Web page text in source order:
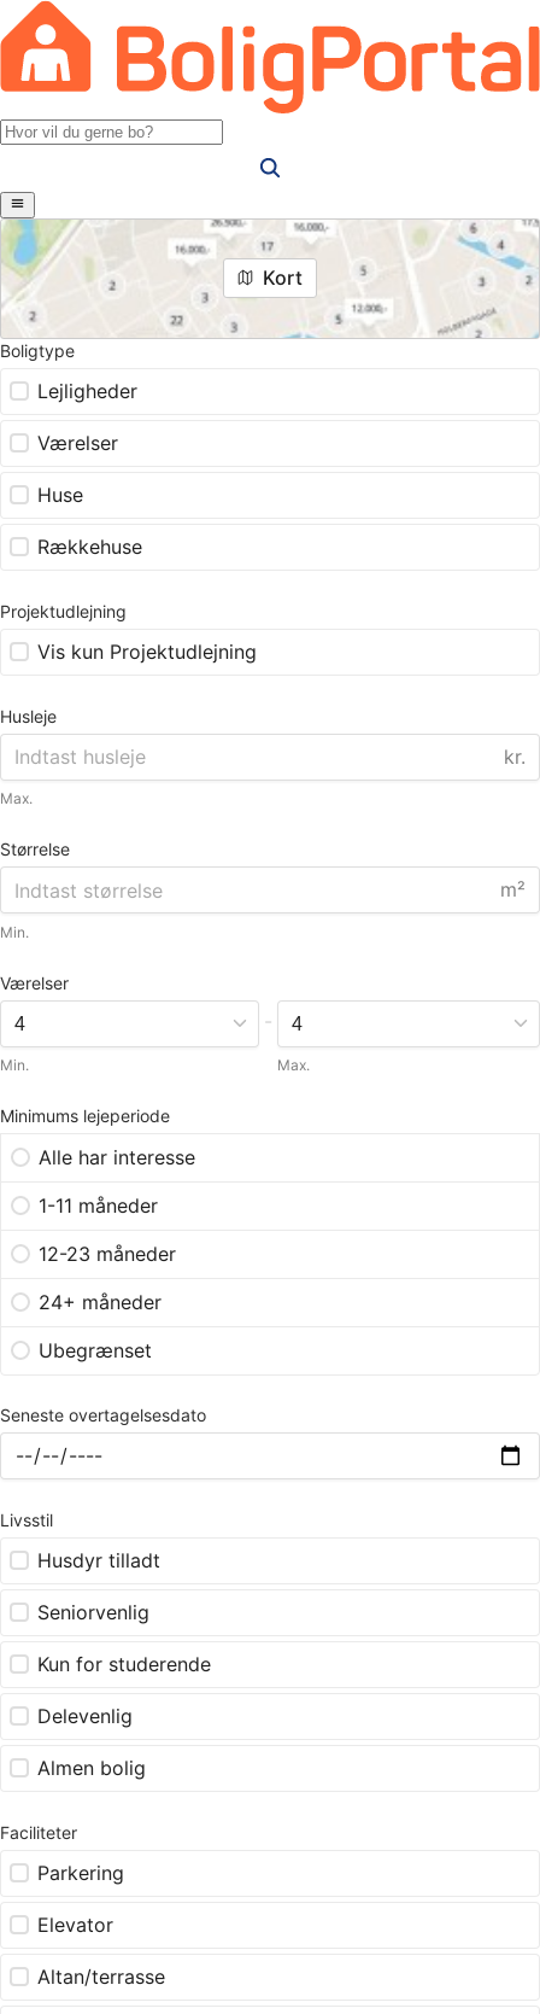
Kort
Boligtype
Lejligheder
Værelser
Huse
Rækkehuse
Projektudlejning
Vis kun Projektudlejning
Husleje
kr.
Max.
Størrelse
m²
Min.
Værelser
Min.
-
Max.
Minimums lejeperiode
Alle har interesse
1-11 måneder
12-23 måneder
24+ måneder
Ubegrænset
Seneste overtagelsesdato
Livsstil
Husdyr tilladt
Seniorvenlig
Kun for studerende
Delevenlig
Almen bolig
Faciliteter
Parkering
Elevator
Altan/terrasse